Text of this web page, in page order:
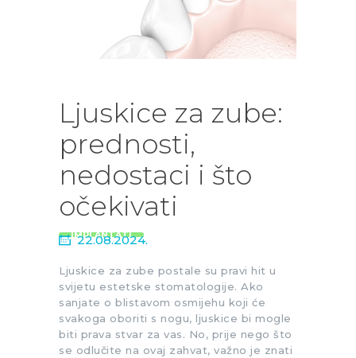
Ljuskice za zube:
prednosti,
nedostaci i što
očekivati
IMPLANTATI
22.08.2024.
Ljuskice za zube postale su pravi hit u
svijetu estetske stomatologije. Ako
sanjate o blistavom osmijehu koji će
svakoga oboriti s nogu, ljuskice bi mogle
biti prava stvar za vas. No, prije nego što
se odlučite na ovaj zahvat, važno je znati